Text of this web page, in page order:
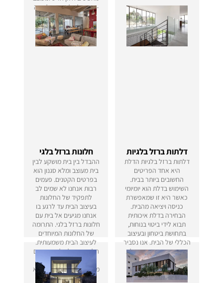
- פרופיל בלגי מברזל יהיה
בחירה חכמה והשקעה
משתלמת לטווח הארוך.
דלתות ברזל בלגיות
דלתות ברזל בלגיות הדלת
היא אחד הפריטים
החשובים ביותר בבית.
השימוש בדלת הוא יומיומי
כאשר היא זו שמאפשרת
כניסה ויציאה מהבית.
הבחירה בדלת איכותית
תבוא לידי ביטוי בנוחות,
בתחושת ביטחון ובעיצוב
הכללי של הבית. אנו נסביר
כאן איך בוחרים נכון דלת
לבית, מהם היתרונות של
דלתות ברזל בלגיות ומתי
כדאי לבחור בהן.
חלונות ברזל בלגי
ההבדל בין בית מושקע לבין
בית מעוצב ומלא סגנון הוא
בפרטים הקטנים. פעמים
רבות אנחנו לא שמים לב
לתפקיד של החלונות
בעיצוב הבית עד לרגע בו
אנחנו מגיעים אל בית עם
חלונות ברזל בלגי. התרומה
של החלונות המיוחדים
לעיצוב הבית משמעותית.
חלונות ברזל בלגי מוסיפים
לכל חלל מראה יוקרתי,
מעוצב, מטופח, עשיר ומלא
סגנון.